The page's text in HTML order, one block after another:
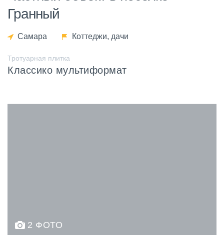
Гранный
Самара Коттеджи, дачи
Тротуарная плитка
Классико мультиформат
2 ФОТО